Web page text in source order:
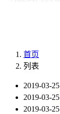
首页
列表
2019-03-25
2019-03-25
2019-03-25